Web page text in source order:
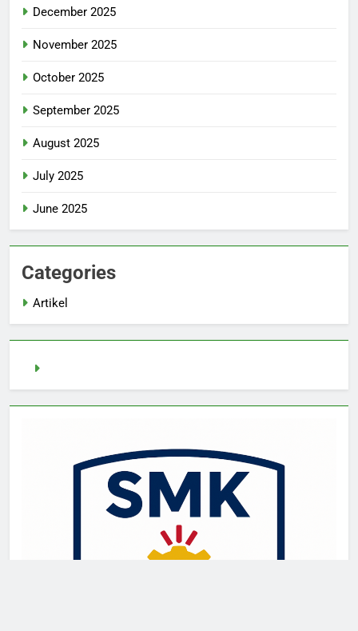
December 2025
November 2025
October 2025
September 2025
August 2025
July 2025
June 2025
Categories
Artikel